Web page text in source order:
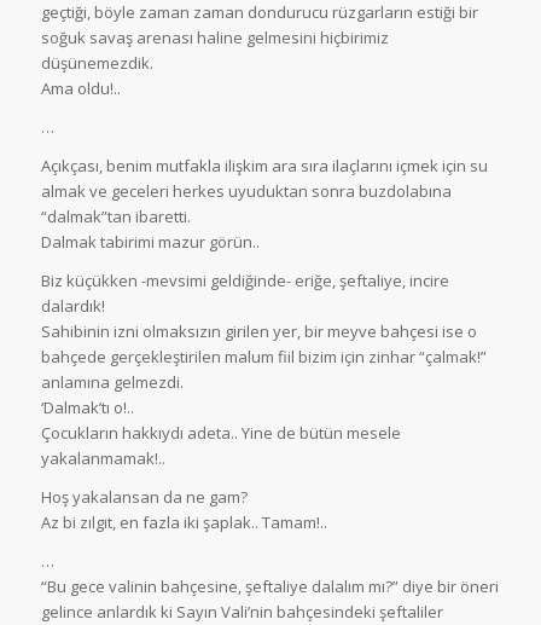
geçtiği, böyle zaman zaman dondurucu rüzgarların estiği bir
soğuk savaş arenası haline gelmesini hiçbirimiz
düşünemezdik.
Ama oldu!..
…
Açıkçası, benim mutfakla ilişkim ara sıra ilaçlarını içmek için su
almak ve geceleri herkes uyuduktan sonra buzdolabına
“dalmak”tan ibaretti.
Dalmak tabirimi mazur görün..
Biz küçükken -mevsimi geldiğinde- eriğe, şeftaliye, incire
dalardık!
Sahibinin izni olmaksızın girilen yer, bir meyve bahçesi ise o
bahçede gerçekleştirilen malum fiil bizim için zinhar “çalmak!”
anlamına gelmezdi.
‘Dalmak’tı o!..
Çocukların hakkıydı adeta.. Yine de bütün mesele
yakalanmamak!..
Hoş yakalansan da ne gam?
Az bi zılgıt, en fazla iki şaplak.. Tamam!..
…
“Bu gece valinin bahçesine, şeftaliye dalalım mı?” diye bir öneri
gelince anlardık ki Sayın Vali’nin bahçesindeki şeftaliler